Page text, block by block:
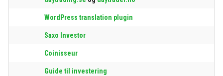
WordPress translation plugin
Saxo Investor
Coinisseur
Guide til investering